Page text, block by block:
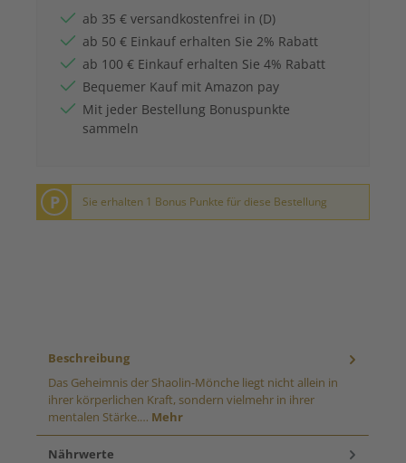
ab 35 € versandkostenfrei in (D)
ab 50 € Einkauf erhalten Sie 2% Rabatt
ab 100 € Einkauf erhalten Sie 4% Rabatt
Bequemer Kauf mit Amazon pay
Mit jeder Bestellung Bonuspunkte
sammeln
P Sie erhalten 1 Bonus Punkte für diese Bestellung
Beschreibung
Das Geheimnis der Shaolin-Mönche liegt nicht allein in
ihrer körperlichen Kraft, sondern vielmehr in ihrer
mentalen Stärke.… Mehr
Nährwerte